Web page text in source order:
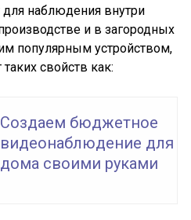
для наблюдения внутри
и в загородных
популярным устройством,
свойств как:
Создаем бюджетное
видеонаблюдение для
дома своими руками